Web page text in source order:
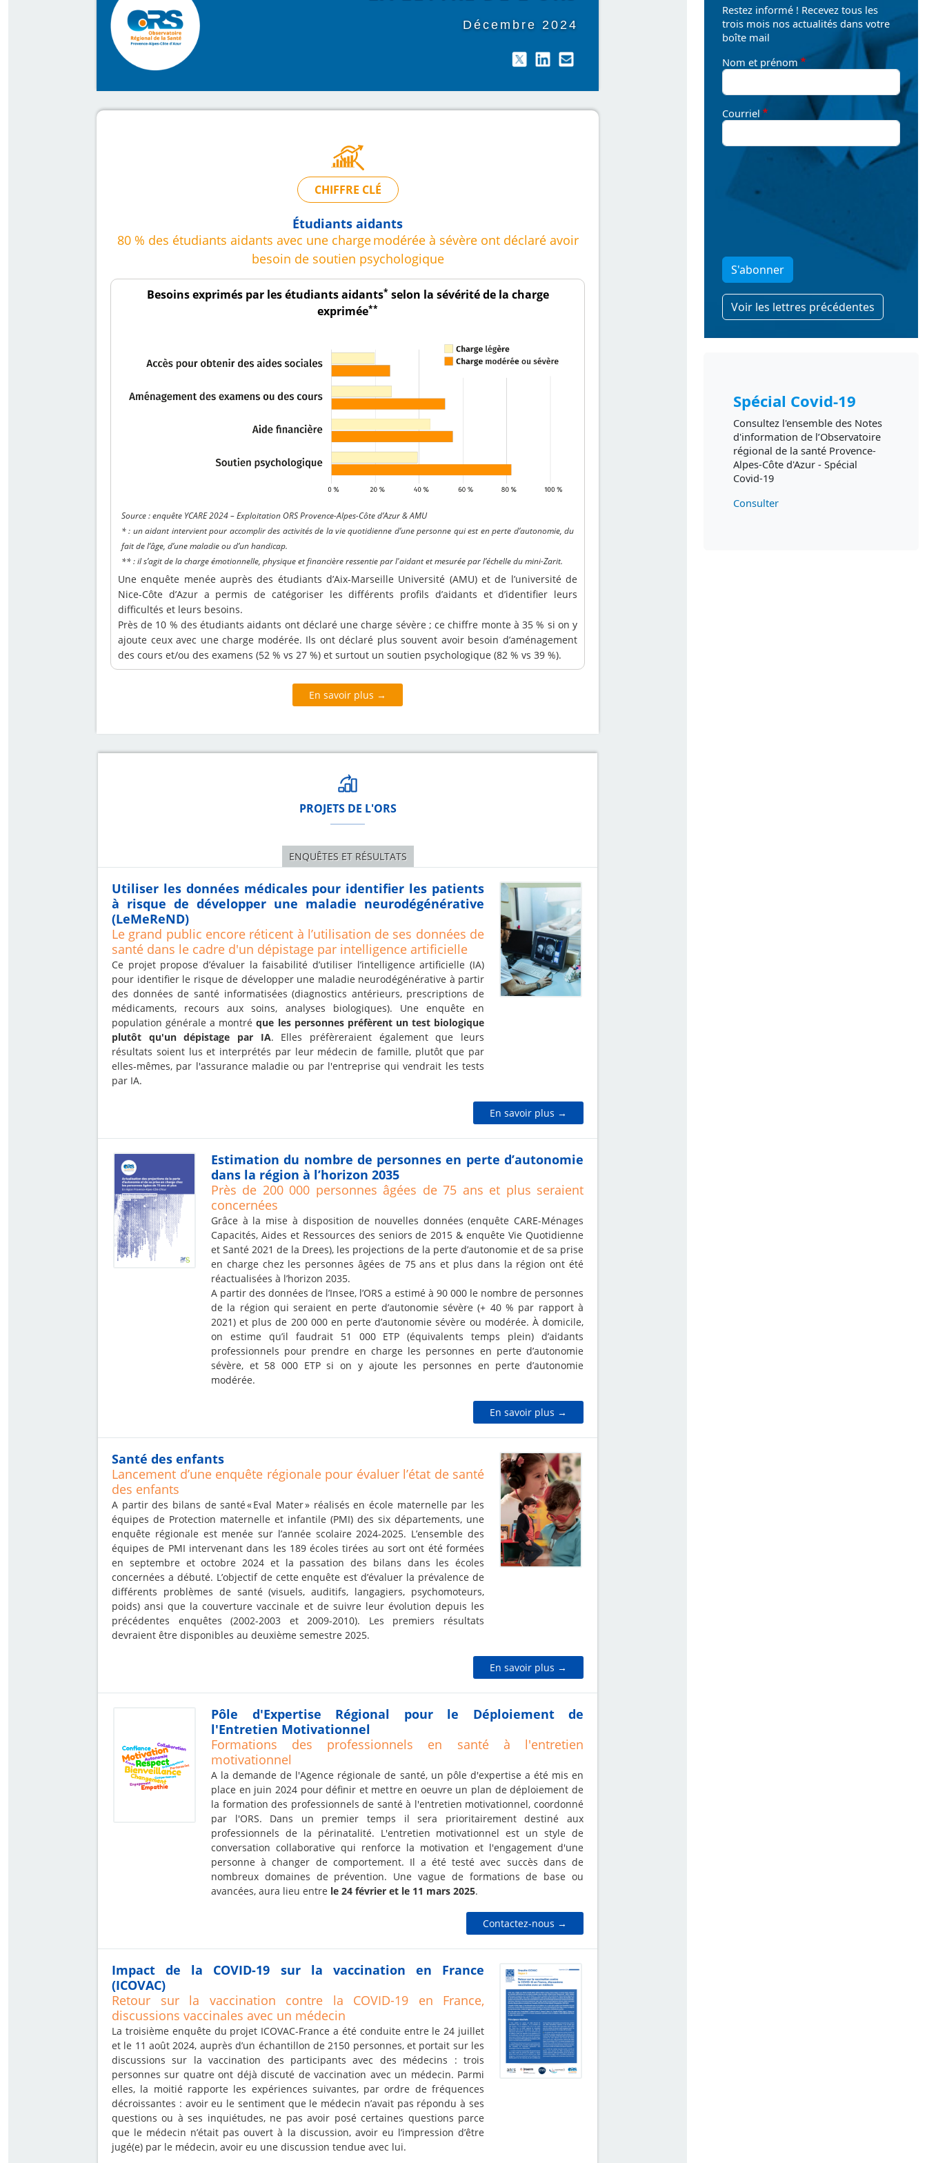
Décembre 2024
CHIFFRE CLÉ
Étudiants aidants
80 % des étudiants aidants avec une chargemodérée à sévère ont déclaré avoir
besoin de soutien psychologique
Besoins exprimés par les étudiants aidants* selon la sévérité de la charge
exprimée**
Source : enquête YCARE 2024 – Exploitation ORS Provence-Alpes-Côte d’Azur & AMU
* : un aidant intervient pour accomplir des activités de la vie quotidienne d’une personne qui est en perte d’autonomie, du
fait de l’âge, d’une maladie ou d’un handicap.
** : il s’agit de la charge émotionnelle, physique et financière ressentie par l'aidant et mesurée par l’échelle du mini-Zarit.
Une enquête menée auprès des étudiants d’Aix-Marseille Université (AMU) et de l’université de
Nice-Côte d’Azur a permis de catégoriser les différents profils d’aidants et d’identifier leurs
difficultés et leurs besoins.
Près de 10 % des étudiants aidants ont déclaré une charge sévère ; ce chiffre monte à 35 % si on y
ajoute ceux avec une charge modérée. Ils ont déclaré plus souvent avoir besoin d’aménagement
des cours et/ou des examens (52 % vs 27 %) et surtout un soutien psychologique (82 % vs 39 %).
En savoir plus →
PROJETS DE L'ORS
ENQUÊTES ET RÉSULTATS
Utiliser les données médicales pour identifier les patients
à risque de développer une maladie neurodégénérative
(LeMeReND)
Le grand public encore réticent à l’utilisation de ses données de
santé dans le cadre d'un dépistage par intelligence artificielle
Ce projet propose d’évaluer la faisabilité d’utiliser l’intelligence artificielle (IA)
pour identifier le risque de développer une maladie neurodégénérative à partir
des données de santé informatisées (diagnostics antérieurs, prescriptions de
médicaments, recours aux soins, analyses biologiques). Une enquête en
population générale a montréque les personnes préfèrent un test biologique
plutôt qu'un dépistage par IA. Elles préfèreraient également que leurs
résultats soient lus et interprétés par leur médecin de famille, plutôt que par
elles-mêmes, par l'assurance maladie ou par l'entreprise qui vendrait les tests
par IA.
En savoir plus →
Estimation du nombre de personnes en perte d’autonomie
dans la région à l’horizon 2035
Près de 200 000 personnes âgées de 75 ans et plus seraient
concernées
Grâce à la mise à disposition de nouvelles données (enquête CARE-Ménages
Capacités, Aides et Ressources des seniors de 2015 & enquête Vie Quotidienne
et Santé 2021 de la Drees), les projections de la perte d’autonomie et de sa prise
en charge chez les personnes âgées de 75 ans et plus dans la région ont été
réactualisées à l’horizon 2035.
A partir des données de l’Insee, l’ORS a estimé à 90 000 le nombre de personnes
de la région qui seraient en perte d’autonomie sévère (+ 40 % par rapport à
2021) et plus de 200 000 en perte d’autonomie sévère ou modérée. À domicile,
on estime qu’il faudrait 51 000 ETP (équivalents temps plein) d’aidants
professionnels pour prendre en charge les personnes en perte d’autonomie
sévère, et 58 000 ETP si on y ajoute les personnes en perte d’autonomie
modérée.
En savoir plus →
Santé des enfants
Lancement d’une enquête régionale pour évaluer l’état de santé
des enfants
A partir des bilans de santé « Eval Mater » réalisés en école maternelle par les
équipes de Protection maternelle et infantile (PMI) des six départements, une
enquête régionale est menée sur l’année scolaire 2024-2025. L’ensemble des
équipes de PMI intervenant dans les 189 écoles tirées au sort ont été formées
en septembre et octobre 2024 et la passation des bilans dans les écoles
concernées a débuté. L’objectif de cette enquête est d’évaluer la prévalence de
différents problèmes de santé (visuels, auditifs, langagiers, psychomoteurs,
poids) ansi que la couverture vaccinale et de suivre leur évolution depuis les
précédentes enquêtes (2002-2003 et 2009-2010). Les premiers résultats
devraient être disponibles au deuxième semestre 2025.
En savoir plus →
Pôle d'Expertise Régional pour le Déploiement de
l'Entretien Motivationnel
Formations des professionnels en santé à l'entretien
motivationnel
A la demande de l'Agence régionale de santé, un pôle d'expertise a été mis en
place en juin 2024 pour définir et mettre en oeuvre un plan de déploiement de
la formation des professionnels de santé à l'entretien motivationnel, coordonné
par l'ORS. Dans un premier temps il sera prioritairement destiné aux
professionnels de la périnatalité. L'entretien motivationnel est un style de
conversation collaborative qui renforce la motivation et l'engagement d'une
personne à changer de comportement. Il a été testé avec succès dans de
nombreux domaines de prévention. Une vague de formations de base ou
avancées, aura lieu entre le 24 février et le 11 mars 2025.
Contactez-nous →
Impact de la COVID-19 sur la vaccination en France
(ICOVAC)
Retour sur la vaccination contre la COVID-19 en France,
discussions vaccinales avec un médecin
La troisième enquête du projet ICOVAC-France a été conduite entre le 24 juillet
et le 11 août 2024, auprès d’un échantillon de 2150 personnes, et portait sur les
discussions sur la vaccination des participants avec des médecins : trois
personnes sur quatre ont déjà discuté de vaccination avec un médecin. Parmi
elles, la moitié rapporte les expériences suivantes, par ordre de fréquences
décroissantes : avoir eu le sentiment que le médecin n’avait pas répondu à ses
questions ou à ses inquiétudes, ne pas avoir posé certaines questions parce
que le médecin n’était pas ouvert à la discussion, avoir eu l’impression d’être
jugé(e) par le médecin, avoir eu une discussion tendue avec lui.
Restez informé ! Recevez tous les
trois mois nos actualités dans votre
boîte mail
Nom et prénom
Courriel
S'abonner
Voir les lettres précédentes
Spécial Covid-19
Consultez l'ensemble des Notes
d'information de l’Observatoire
régional de la santé Provence-
Alpes-Côte d'Azur - Spécial
Covid-19
Consulter